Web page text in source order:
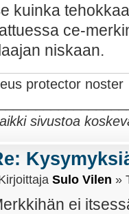
kuinka
ce-
niskaan.
protector noster
sivustoa
Sulo Vilen »
ei